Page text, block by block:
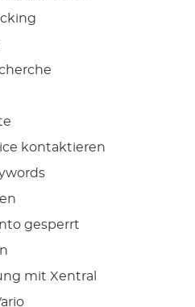
kontaktieren
gesperrt
mit Xentral